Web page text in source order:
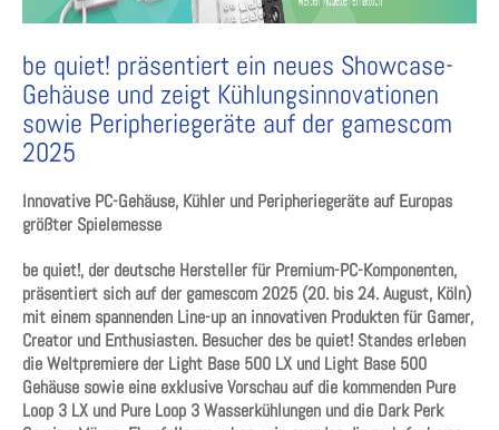
be quiet! präsentiert ein neues Showcase-
Gehäuse und zeigt Kühlungsinnovationen
sowie Peripheriegeräte auf der gamescom
2025
Innovative PC-Gehäuse, Kühler und Peripheriegeräte auf Europas
größter Spielemesse
be quiet!, der deutsche Hersteller für Premium-PC-Komponenten,
präsentiert sich auf der gamescom 2025 (20. bis 24. August, Köln)
mit einem spannenden Line-up an innovativen Produkten für Gamer,
Creator und Enthusiasten. Besucher des be quiet! Standes erleben
die Weltpremiere der Light Base 500 LX und Light Base 500
Gehäuse sowie eine exklusive Vorschau auf die kommenden Pure
Loop 3 LX und Pure Loop 3 Wasserkühlungen und die Dark Perk